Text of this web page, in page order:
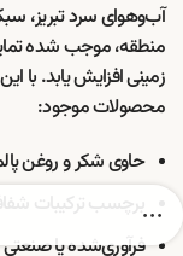
آب‌وهوای سرد تبریز،
منطقه، موجب شده
زمینی افزایش یابد. با
محصولات موجود:
حاوی شکر و روغن
فرآوری‌شده یا